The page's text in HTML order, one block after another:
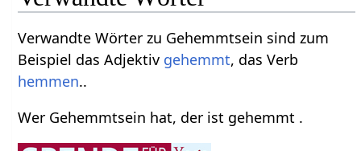
Verwandte Wörter zu Gehemmtsein sind zum
Beispiel das Adjektiv gehemmt, das Verb
hemmen..
Wer Gehemmtsein hat, der ist gehemmt .